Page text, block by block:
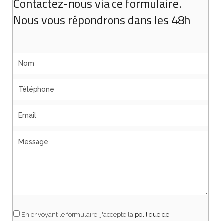
Nous vous répondrons dans les 48h
En envoyant le formulaire, j'accepte la politique de